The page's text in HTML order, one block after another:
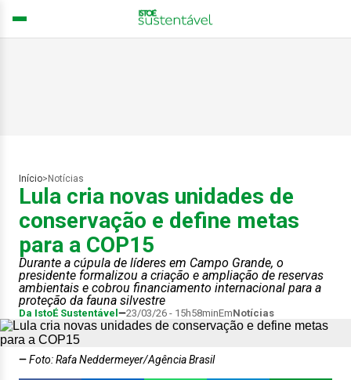
Início> Notícias
Lula cria novas unidades de
conservação e define metas
para a COP15
Durante a cúpula de líderes em Campo Grande, o
presidente formalizou a criação e ampliação de reservas
ambientais e cobrou financiamento internacional para a
proteção da fauna silvestre
Da IstoÉ Sustentável 23/03/26 - 15h58minEmNotícias
Foto: Rafa Neddermeyer/Agência Brasil